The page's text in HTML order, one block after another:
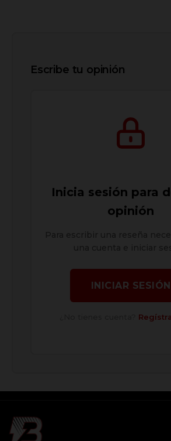
Escribe tu opinión
Inicia sesión para
opinión
INICIAR SESIÓN